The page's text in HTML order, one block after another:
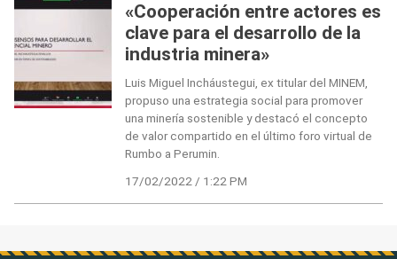
«Cooperación entre actores es
clave para el desarrollo de la
industria minera»
Luis Miguel Incháustegui, ex titular del MINEM,
propuso una estrategia social para promover
una minería sostenible y destacó el concepto
de valor compartido en el último foro virtual de
Rumbo a Perumin.
17/02/2022 / 1:22 PM